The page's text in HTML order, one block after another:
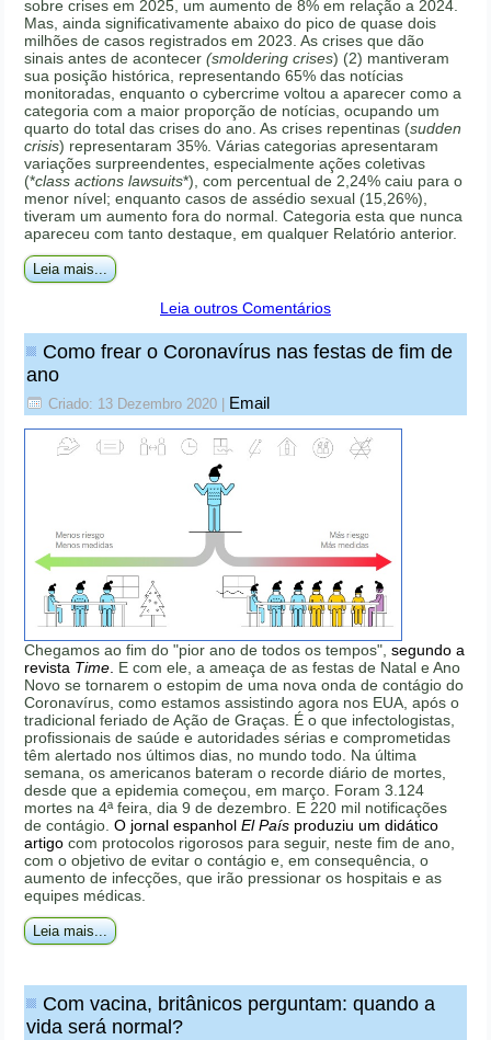
sobre crises em 2025, um aumento de 8% em relação a 2024.
Mas, ainda significativamente abaixo do pico de quase dois
milhões de casos registrados em 2023. As crises que dão
sinais antes de acontecer(smoldering crises) (2) mantiveram
sua posição histórica, representando 65% das notícias
monitoradas, enquanto o cybercrime voltou a aparecer como a
categoria com a maior proporção de notícias, ocupando um
quarto do total das crises do ano. As crises repentinas (sudden
crisis) representaram 35%. Várias categorias apresentaram
variações surpreendentes, especialmente ações coletivas
(*class actions lawsuits*), com percentual de 2,24% caiu para o
menor nível; enquanto casos de assédio sexual (15,26%),
tiveram um aumento fora do normal. Categoria esta que nunca
apareceu com tanto destaque, em qualquer Relatório anterior.
Leia mais...
Leia outros Comentários
Como frear o Coronavírus nas festas de fim de
ano
Criado: 13 Dezembro 2020 Email
Chegamos ao fim do "pior ano de todos os tempos",segundo a
revista Time E com ele, a ameaça de as festas de Natal e Ano
Novo se tornarem o estopim de uma nova onda de contágio do
Coronavírus, como estamos assistindo agora nos EUA, após o
tradicional feriado de Ação de Graças. É o que infectologistas,
profissionais de saúde e autoridades sérias e comprometidas
têm alertado nos últimos dias, no mundo todo. Na última
semana, os americanos bateram o recorde diário de mortes,
desde que a epidemia começou, em março. Foram 3.124
mortes na 4ª feira, dia 9 de dezembro. E 220 mil notificações
de contágio.O jornal espanholEl País produziu um didático
artigocom protocolos rigorosos para seguir, neste fim de ano,
com o objetivo de evitar o contágio e, em consequência, o
aumento de infecções, que irão pressionar os hospitais e as
equipes médicas.
Leia mais...
Com vacina, britânicos perguntam: quando a
vida será normal?